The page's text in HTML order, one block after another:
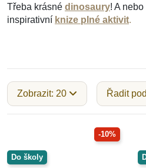
Třeba krásné dinosaury! A
inspirativní knize plné aktivit.
Zobrazit: 20 Řadit
-10%
Do školy